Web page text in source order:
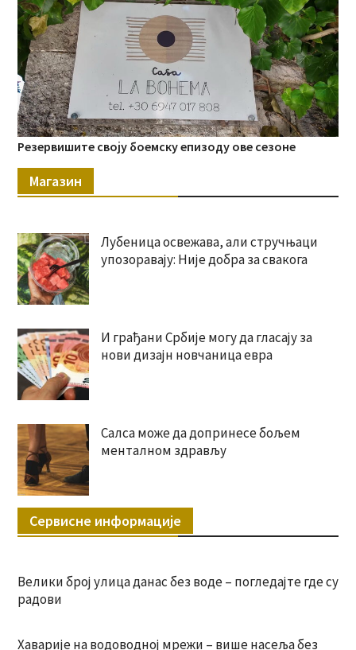
Резервишите своју боемску епизоду ове сезоне
Магазин
Лубеница освежава, али стручњаци
упозоравају: Није добра за свакога
И грађани Србије могу да гласају за
нови дизајн новчаница евра
Салса може да допринесе бољем
менталном здрављу
Сервисне информације
Велики број улица данас без воде – погледајте где су
радови
Хаварије на водоводној мрежи – више насеља без